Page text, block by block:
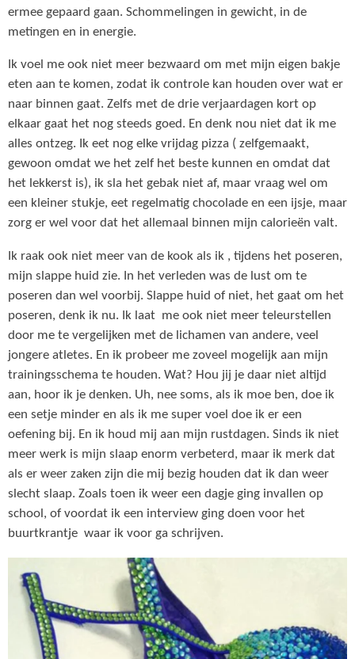
ermee gepaard gaan. Schommelingen in gewicht, in de
metingen en in energie.
Ik voel me ook niet meer bezwaard om met mijn eigen bakje
eten aan te komen, zodat ik controle kan houden over wat er
naar binnen gaat. Zelfs met de drie verjaardagen kort op
elkaar gaat het nog steeds goed. En denk nou niet dat ik me
alles ontzeg. Ik eet nog elke vrijdag pizza ( zelfgemaakt,
gewoon omdat we het zelf het beste kunnen en omdat dat
het lekkerst is), ik sla het gebak niet af, maar vraag wel om
een kleiner stukje, eet regelmatig chocolade en een ijsje, maar
zorg er wel voor dat het allemaal binnen mijn calorieën valt.
Ik raak ook niet meer van de kook als ik , tijdens het poseren,
mijn slappe huid zie. In het verleden was de lust om te
poseren dan wel voorbij. Slappe huid of niet, het gaat om het
poseren, denk ik nu. Ik laat me ook niet meer teleurstellen
door me te vergelijken met de lichamen van andere, veel
jongere atletes. En ik probeer me zoveel mogelijk aan mijn
trainingsschema te houden. Wat? Hou jij je daar niet altijd
aan, hoor ik je denken. Uh, nee soms, als ik moe ben, doe ik
een setje minder en als ik me super voel doe ik er een
oefening bij. En ik houd mij aan mijn rustdagen. Sinds ik niet
meer werk is mijn slaap enorm verbeterd, maar ik merk dat
als er weer zaken zijn die mij bezig houden dat ik dan weer
slecht slaap. Zoals toen ik weer een dagje ging invallen op
school, of voordat ik een interview ging doen voor het
buurtkrantje waar ik voor ga schrijven.